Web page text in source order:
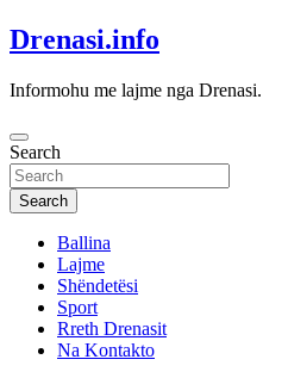
Skip
to
Drenasi.info
Informohu me lajme nga Drenasi.
Search
Search
Ballina
Lajme
Shëndetësi
Sport
Rreth Drenasit
Na Kontakto